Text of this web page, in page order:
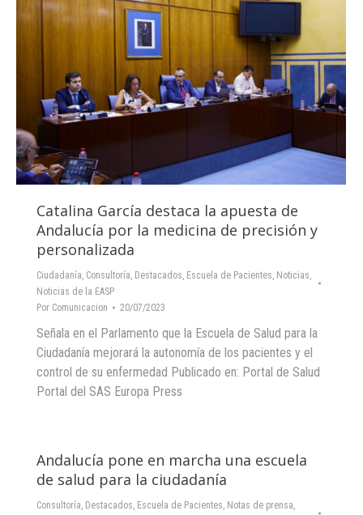
Catalina García destaca la apuesta de
Andalucía por la medicina de precisión y
personalizada
Ciudadanía, Consultoría, Destacados, Escuela de Pacientes, Noticias,
Noticias de la EASP
Por Comunicacion 20/07/2023
Señala en el Parlamento que la Escuela de Salud para la
Ciudadanía mejorará la autonomía de los pacientes y el
control de su enfermedad Publicado en: Portal de Salud
Portal del SAS Europa Press
Andalucía pone en marcha una escuela
de salud para la ciudadanía
Consultoría, Destacados, Escuela de Pacientes, Notas de prensa,